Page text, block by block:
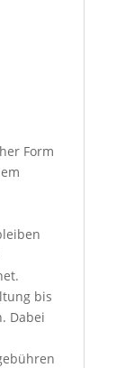
Form
bis
Dabei